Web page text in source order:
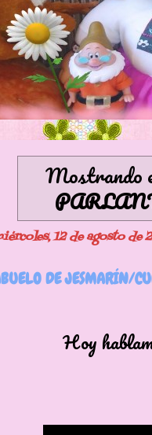
Mostrando
12 de agosto de
DE JESMARÍN/
Hoy